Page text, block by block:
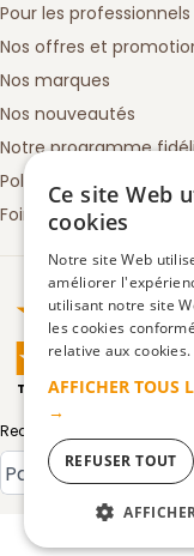
Pour les professionnels
Nos offres et
Nos marques
Nos nouveautés
Notre programme
Politique de retours
Foire aux questions
Truspilot : La
TrustScore4.5 | 3083avis
Recevez par email toute
Type de compte
Ce site Web
cookies
Notre site Web
améliorer
utilisant notre site
les cookies
relative aux cookies.
AFFICHER TOUS
→
REFUSER TOUT